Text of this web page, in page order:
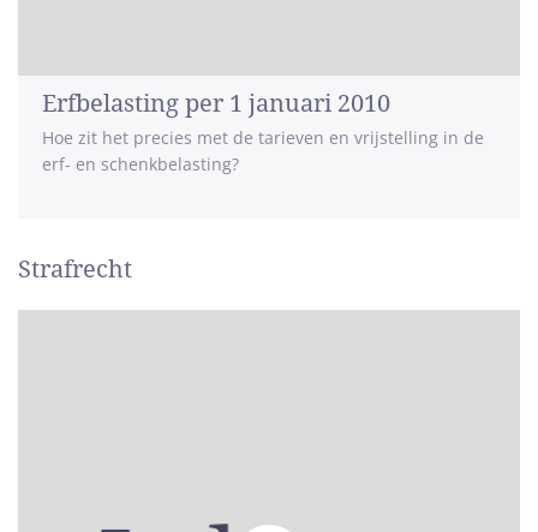
Erfbelasting per 1 januari 2010
Hoe zit het precies met de tarieven en vrijstelling in de
erf- en schenkbelasting?
Strafrecht